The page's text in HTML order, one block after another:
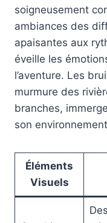
soigneusement
ambiances des
apaisantes aux
éveille les
l’aventure. Les
murmure des
branches,
son
Éléments
Visuels